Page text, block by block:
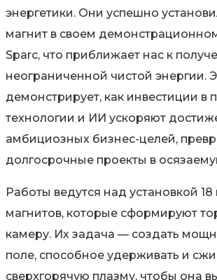
энергетики. Они успешно
магнит в своем
Sparc, что приближает нас к
неограниченной чистой энергии.
демонстрирует, как инвестиции в
технологии и ИИ ускоряют
амбициозных бизнес-целей,
долгосрочные проекты в
Работы ведутся над установкой
магнитов, которые сформируют
камеру. Их задача — создать
поле, способное удерживать и
сверхгорячую плазму, чтобы она